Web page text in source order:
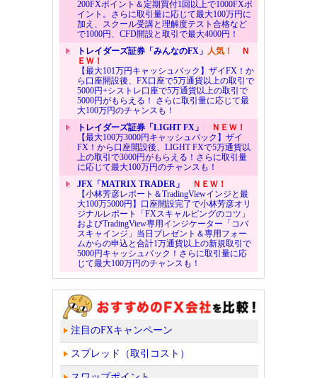
200FXポイント＆定期買付1回以上で1000FXポ
イント。さらに取引量に応じて最大100万円に
加え、スクール受講と理解度テスト合格など
で1000円、CFD開設と取引で最大4000円！
トレイダーズ証券「みんなのFX」 人気！
Ｎ
ＥＷ！
【最大101万円キャッシュバック】ザイFX！か
ら口座開設後、FX口座で5万通貨以上の取引で
5000円+シストレ口座で5万通貨以上の取引で
5000円がもらえる！ さらに取引量に応じて最
大100万円のチャンスも！
トレイダーズ証券「LIGHT FX」
ＮＥＷ！
【最大100万3000円キャッシュバック】ザイ
FX！から口座開設後、LIGHT FXで5万通貨以
上の取引で3000円がもらえる！さらに取引量
に応じて最大100万円のチャンスも！
JFX「MATRIX TRADER」
ＮＥＷ！
【小林芳彦レポート＆TradingViewインジと最
大100万5000円】口座開設完了で小林芳彦オリ
ジナルレポート「FXスキャルピングのコツ」
およびTradingView専用インジケーター「コバ
スキャインジ」当日プレゼント＆専用フォー
ムからの申込と合計1万通貨以上の新規取引で
5000円キャッシュバック！さらに取引量に応
じて最大100万円のチャンスも！
注目のFXキャンペーン
スプレッド（取引コスト）